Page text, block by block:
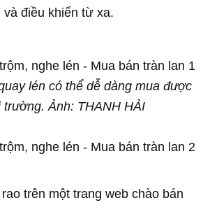
điều khiển từ xa.
lén có thể dễ dàng mua được
trường. Ảnh: THANH HẢI
trên một trang web chào bán